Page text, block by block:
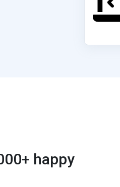
happy